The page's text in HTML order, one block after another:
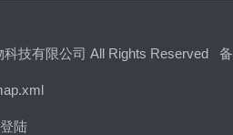
技有限公司 All Rights Reserved
陆